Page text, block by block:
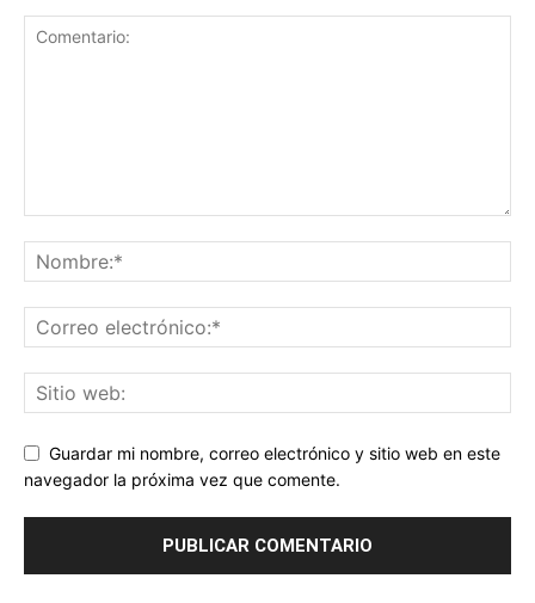
Guardar mi nombre, correo electrónico y sitio web en este
navegador la próxima vez que comente.